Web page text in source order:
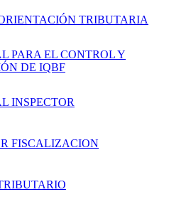
TRIBUTARIA
PARA EL CONTROL Y
DE IQBF
INSPECTOR
FISCALIZACION